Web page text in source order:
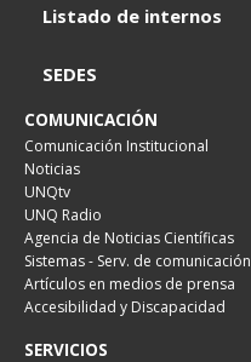
Listado de internos
SEDES
COMUNICACIÓN
Comunicación Institucional
Noticias
UNQtv
UNQ Radio
Agencia de Noticias Científicas
Sistemas - Serv. de comunicación
Artículos en medios de prensa
Accesibilidad y Discapacidad
SERVICIOS